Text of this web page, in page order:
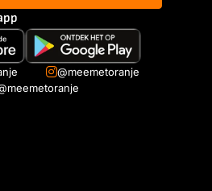
@meemetoranje